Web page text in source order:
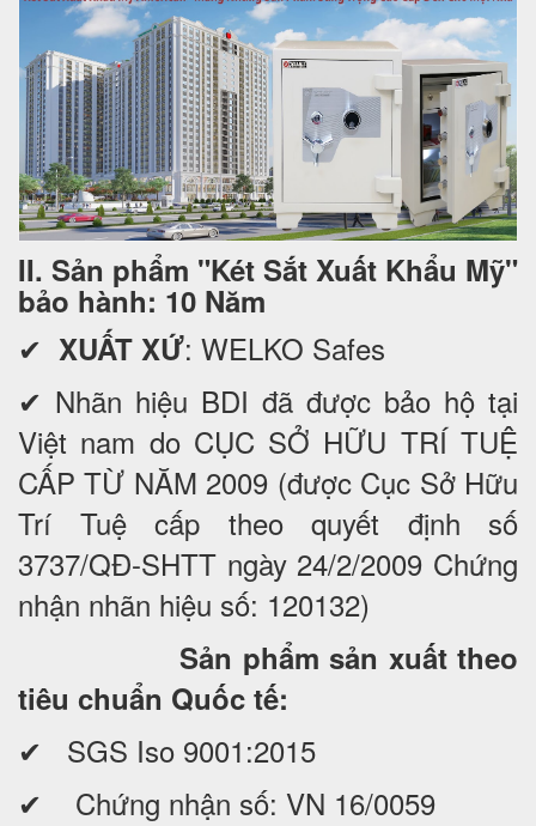
II. Sản phẩm "Két Sắt Xuất Khẩu Mỹ"
bảo hành: 10 Năm
✔ XUẤT XỨ: WELKO Safes
✔ Nhãn hiệu BDI đã được bảo hộ tại
Việt nam do CỤC SỞ HỮU TRÍ TUỆ
CẤP TỪ NĂM 2009 (được Cục Sở Hữu
Trí Tuệ cấp theo quyết định số
3737/QĐ-SHTT ngày 24/2/2009 Chứng
nhận nhãn hiệu số: 120132)
Sản phẩm sản xuất theo
tiêu chuẩn Quốc tế:
✔ SGS Iso 9001:2015
✔ Chứng nhận số: VN 16/0059